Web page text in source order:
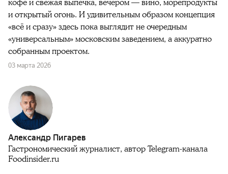
кофе и свежая выпечка, вечером — вино, морепродукты
и открытый огонь. И удивительным образом концепция
«всё и сразу» здесь пока выглядит не очередным
«универсальным» московским заведением, а аккуратно
собранным проектом.
03 марта 2026
Александр Пигарев
Гастрономический журналист, автор Telegram-канала
Foodinsider.ru